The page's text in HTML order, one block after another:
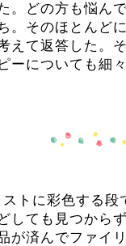
。どの方も悩ん
。そのほとんど
えて返答した。
ーについても細
トに彩色する段
しても見つから
が済んでファイ